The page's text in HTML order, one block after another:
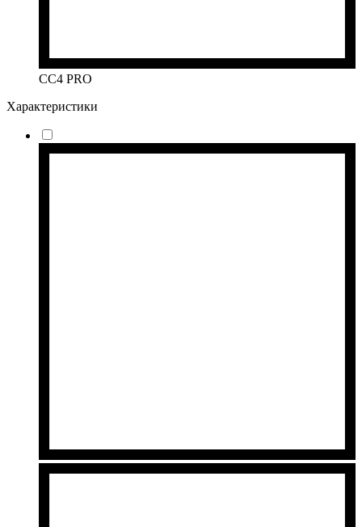
CC4 PRO
Характеристики